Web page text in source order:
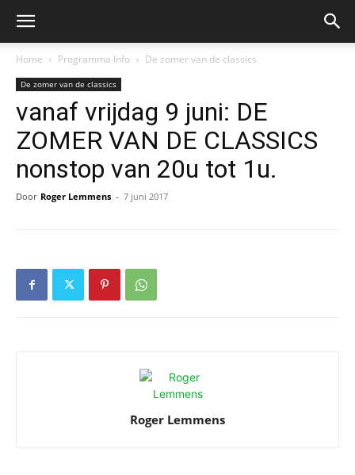
Home Programma Info De zomer van de classics
De zomer van de classics
vanaf vrijdag 9 juni: DE
ZOMER VAN DE CLASSICS
nonstop van 20u tot 1u.
Door Roger Lemmens - 7 juni 2017
Roger Lemmens